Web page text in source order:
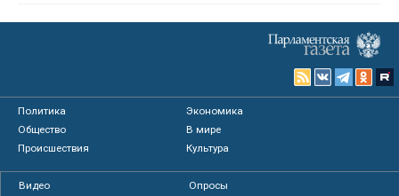
Политика
Экономика
Общество
В мире
Происшествия
Культура
Видео
Опросы